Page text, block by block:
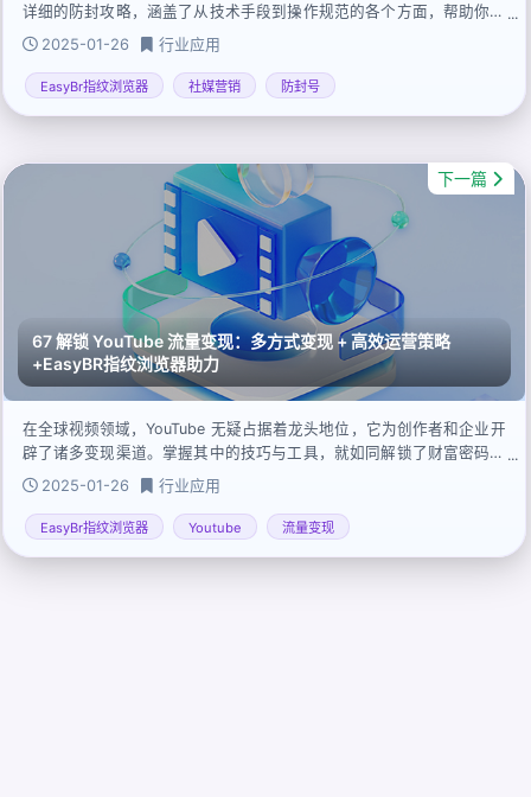
详细的防封攻略，涵盖了从技术手段到操作规范的各个方面，帮助你在
管理多账号时保持安全。
2025-01-26 行业应用
EasyBr指纹浏览器 社媒营销 防封号
下一篇
67 解锁 YouTube 流量变现：多方式变现 + 高效运营策略
+EasyBR指纹浏览器助力
在全球视频领域，YouTube 无疑占据着龙头地位，它为创作者和企业开
辟了诸多变现渠道。掌握其中的技巧与工具，就如同解锁了财富密码，
能将流量高效转化为实际收益。
2025-01-26 行业应用
EasyBr指纹浏览器 Youtube 流量变现